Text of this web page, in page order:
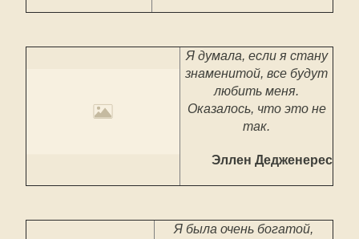
Я думала, если я стану
знаменитой, все будут
любить меня.
Оказалось, что это не
так.
Эллен Дедженерес
Я была очень богатой,